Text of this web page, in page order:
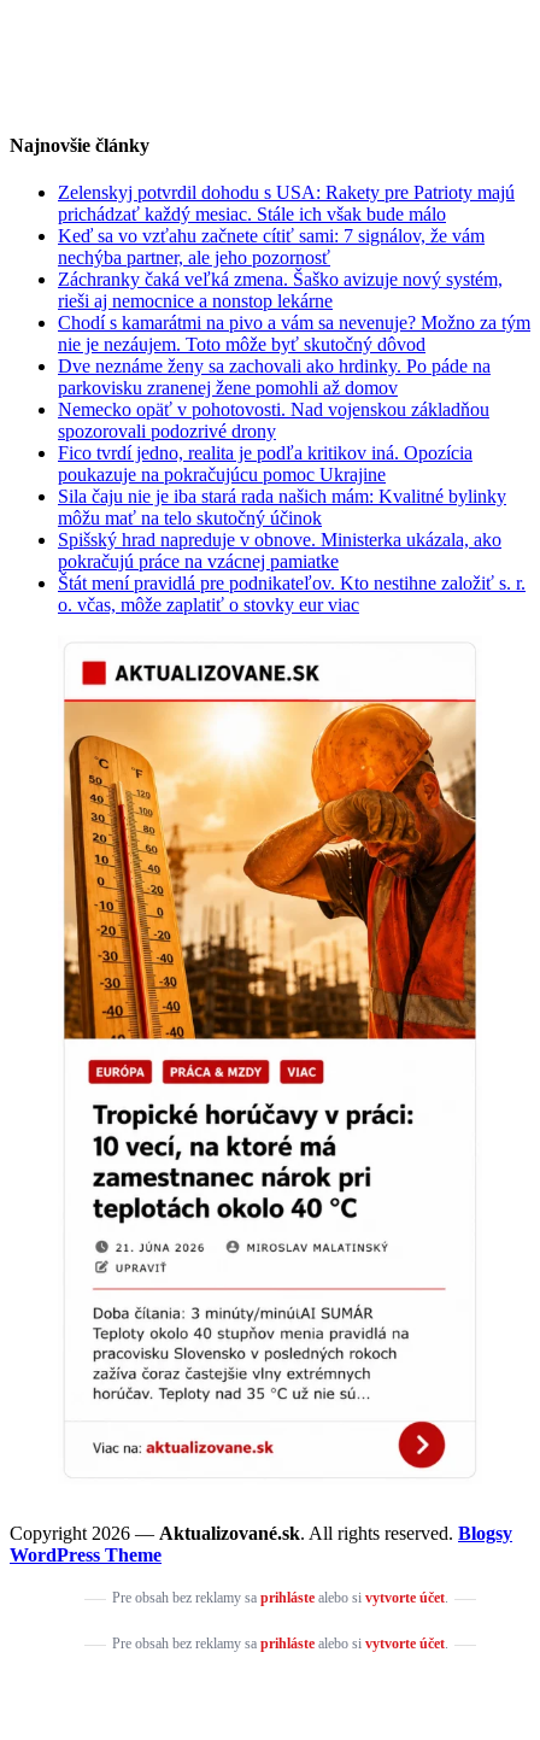
Najnovšie články
Zelenskyj potvrdil dohodu s USA: Rakety pre Patrioty majú
prichádzať každý mesiac. Stále ich však bude málo
Keď sa vo vzťahu začnete cítiť sami: 7 signálov, že vám
nechýba partner, ale jeho pozornosť
Záchranky čaká veľká zmena. Šaško avizuje nový systém,
rieši aj nemocnice a nonstop lekárne
Chodí s kamarátmi na pivo a vám sa nevenuje? Možno za tým
nie je nezáujem. Toto môže byť skutočný dôvod
Dve neznáme ženy sa zachovali ako hrdinky. Po páde na
parkovisku zranenej žene pomohli až domov
Nemecko opäť v pohotovosti. Nad vojenskou základňou
spozorovali podozrivé drony
Fico tvrdí jedno, realita je podľa kritikov iná. Opozícia
poukazuje na pokračujúcu pomoc Ukrajine
Sila čaju nie je iba stará rada našich mám: Kvalitné bylinky
môžu mať na telo skutočný účinok
Spišský hrad napreduje v obnove. Ministerka ukázala, ako
pokračujú práce na vzácnej pamiatke
Štát mení pravidlá pre podnikateľov. Kto nestihne založiť s. r.
o. včas, môže zaplatiť o stovky eur viac
Copyright 2026 — Aktualizované.sk. All rights reserved. Blogsy
WordPress Theme
Pre obsah bez reklamy sa prihlástealebo si vytvorte účet.